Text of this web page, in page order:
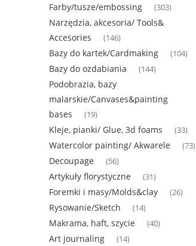
Farby/tusze/embossing
(303)
Narzędzia, akcesoria/ Tools&
Accesories
(146)
Bazy do kartek/Cardmaking (104)
Bazy do ozdabiania (144)
Podobrazia, bazy
malarskie/Canvases&painting
bases
(19)
Kleje, pianki/ Glue, 3d foams (33)
Watercolor painting/ Akwarele (73)
Decoupage (56)
Artykuły florystyczne (31)
Foremki i masy/Molds&clay (26)
Rysowanie/Sketch (14)
Makrama, haft, szycie (40)
Art journaling (14)